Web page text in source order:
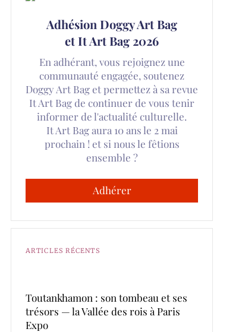
Adhésion Doggy Art Bag
et It Art Bag 2026
En adhérant, vous rejoignez une
communauté engagée, soutenez
Doggy Art Bag et permettez à sa revue
It Art Bag de continuer de vous tenir
informer de l'actualité culturelle.
It Art Bag aura 10 ans le 2 mai
prochain ! et si nous le fêtions
ensemble ?
Adhérer
ARTICLES RÉCENTS
Toutankhamon : son tombeau et ses
trésors — la Vallée des rois à Paris
Expo